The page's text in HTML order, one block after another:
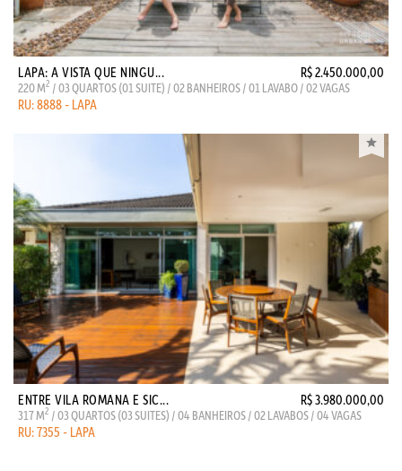
LAPA: A VISTA QUE NINGU... R$ 2.450.000,00
220 M2 / 03 QUARTOS (01 SUITE) / 02 BANHEIROS / 01 LAVABO / 02 VAGAS
RU: 8888 - LAPA
ENTRE VILA ROMANA E SIC... R$ 3.980.000,00
317 M2 / 03 QUARTOS (03 SUITES) / 04 BANHEIROS / 02 LAVABOS / 04 VAGAS
RU: 7355 - LAPA